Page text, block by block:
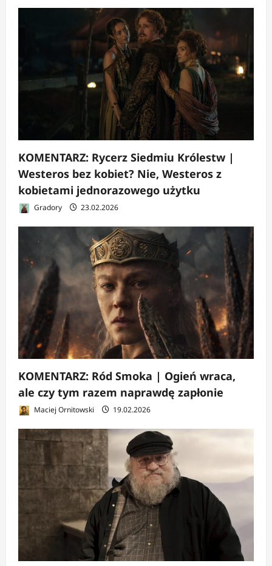
KOMENTARZ: Rycerz Siedmiu Królestw |
Westeros bez kobiet? Nie, Westeros z
kobietami jednorazowego użytku
Gradory 23.02.2026
KOMENTARZ: Ród Smoka | Ogień wraca,
ale czy tym razem naprawdę zapłonie
Maciej Ornitowski 19.02.2026